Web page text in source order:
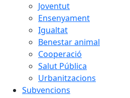
Joventut
Ensenyament
Igualtat
Benestar animal
Cooperació
Salut Pública
Urbanitzacions
Subvencions